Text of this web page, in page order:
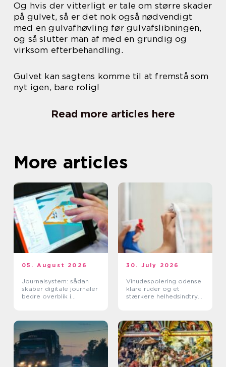
Og hvis der vitterligt er tale om større skader
på gulvet, så er det nok også nødvendigt
med en gulvafhøvling før gulvafslibningen,
og så slutter man af med en grundig og
virksom efterbehandling.
Gulvet kan sagtens komme til at fremstå som
nyt igen, bare rolig!
Read more articles here
More articles
05. August 2026
Journalsystem: sådan
skaber digitale journaler
bedre overblik i
30. July 2026
Vinudespolering odense
klare ruder og et
stærkere helhedsindtryk